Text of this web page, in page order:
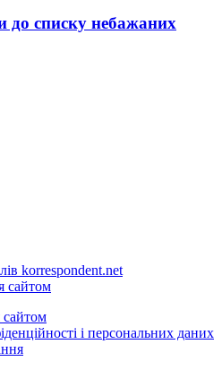
до списку небажаних
korrespondent.net
сайтом
сайтом
і персональних даних